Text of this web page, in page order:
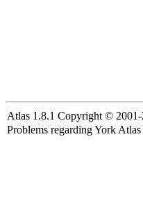
Atlas 1.8.1 Copyright ©
Problems regarding York